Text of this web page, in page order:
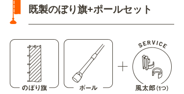
既製のぼり旗+ポールセット